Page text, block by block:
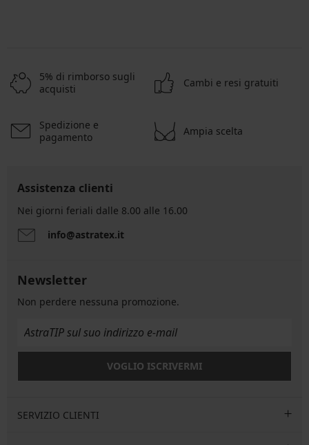
5% di rimborso sugli
acquisti
Cambi e resi gratuiti
Spedizione e
pagamento
Ampia scelta
Assistenza clienti
Nei giorni feriali dalle 8.00 alle 16.00
info@astratex.it
Newsletter
Non perdere nessuna promozione.
VOGLIO ISCRIVERMI
SERVIZIO CLIENTI